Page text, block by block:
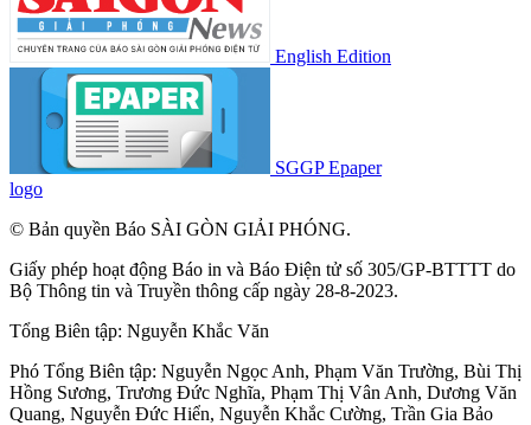
English Edition
SGGP Epaper
logo
© Bản quyền Báo SÀI GÒN GIẢI PHÓNG.
Giấy phép hoạt động Báo in và Báo Điện tử số 305/GP-BTTTT do
Bộ Thông tin và Truyền thông cấp ngày 28-8-2023.
Tổng Biên tập: Nguyễn Khắc Văn
Phó Tổng Biên tập: Nguyễn Ngọc Anh, Phạm Văn Trường, Bùi Thị
Hồng Sương, Trương Đức Nghĩa, Phạm Thị Vân Anh, Dương Văn
Quang, Nguyễn Đức Hiển, Nguyễn Khắc Cường, Trần Gia Bảo